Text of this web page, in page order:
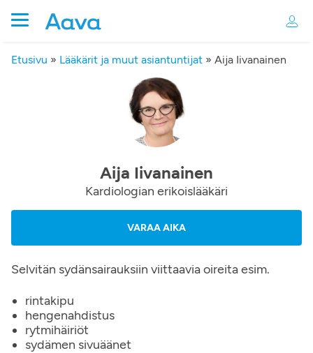
Etusivu » Lääkärit ja muut asiantuntijat » Aija Iivanainen
Aija Iivanainen
Kardiologian erikoislääkäri
VARAA AIKA
Selvitän sydänsairauksiin viittaavia oireita esim.
rintakipu
hengenahdistus
rytmihäiriöt
sydämen sivuäänet